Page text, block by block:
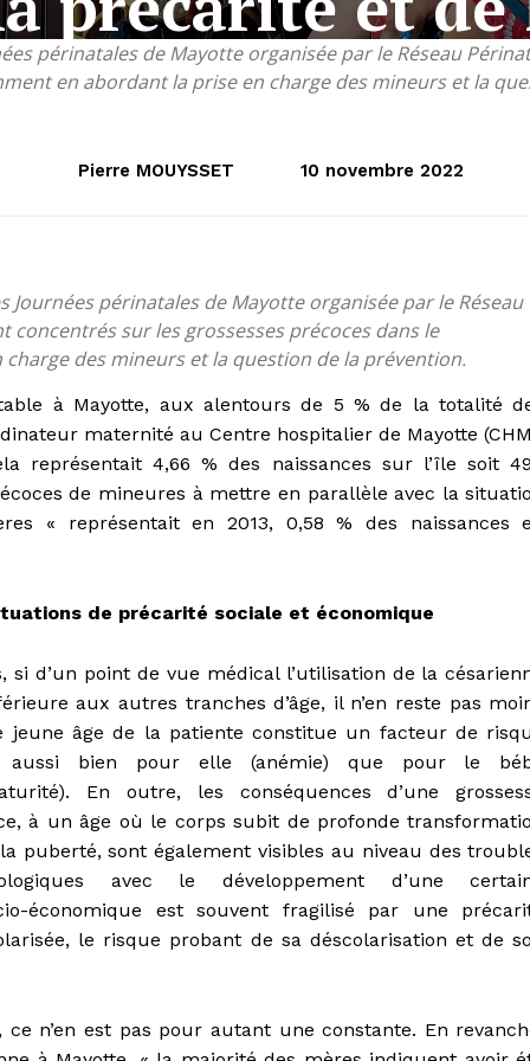
périnatales de Mayotte organisée par le Réseau
en abordant la prise en charge des mineurs et la
Pierre MOUYSSET 10 novembre 2022
Journées périnatales de Mayotte organisée par le Réseau
concentrés sur les grossesses précoces dans le
des mineurs et la question de la prévention.
à Mayotte, aux alentours de 5 % de la totalité
maternité au Centre hospitalier de Mayotte
représentait 4,66 % des naissances sur l’île soit
de mineures à mettre en parallèle avec la
« représentait en 2013, 0,58 % des naissances
de précarité sociale et économique
si d’un point de vue médical l’utilisation de la
aux autres tranches d’âge, il n’en reste pas
jeune âge de la patiente constitue un facteur de
aussi bien pour elle (anémie) que pour le
En outre, les conséquences d’une
à un âge où le corps subit de profonde
puberté, sont également visibles au niveau des
avec le développement d’une
économique est souvent fragilisé par une
le risque probant de sa déscolarisation et de
n’en est pas pour autant une constante. En